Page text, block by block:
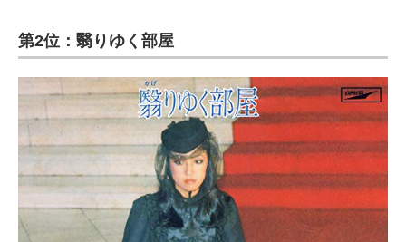
第2位：翳りゆく部屋